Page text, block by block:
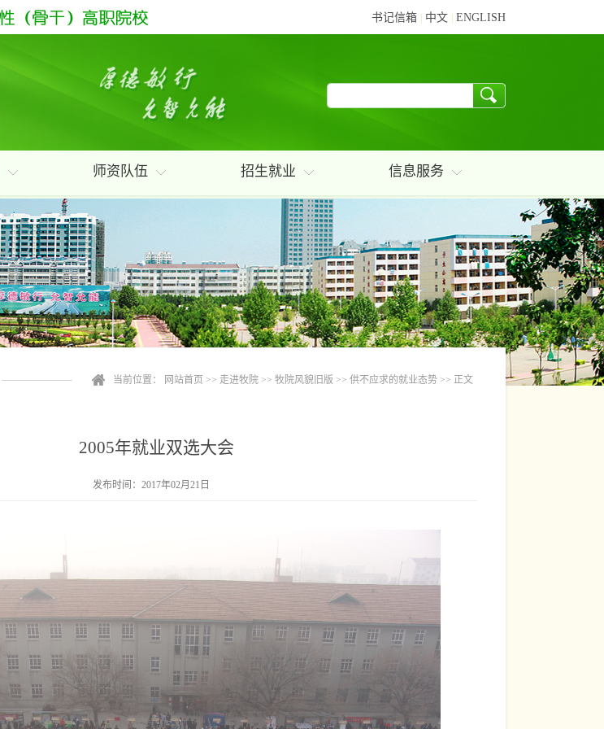
书记信箱 中文 ENGLISH
师资队伍 招生就业 信息服务
当前位置： 网站首页 >> 走进牧院 >> 牧院风貌旧版 >> 供不应求的就业态势 >> 正文
2005年就业双选大会
发布时间：2017年02月21日